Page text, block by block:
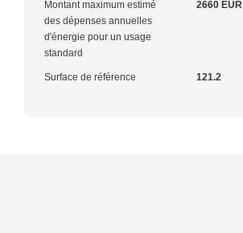
Montant maximum estimé
des dépenses annuelles
d'énergie pour un usage
standard
2660 EUR
Surface de référence 121.2